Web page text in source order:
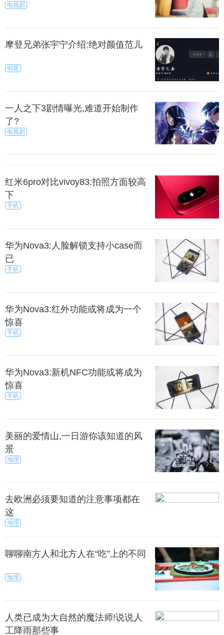
电视剧
摩登兄弟张宇宁介绍:绝对颜值范儿
明星
一人之下3剧情曝光,难道开始制作
了?
电视剧
红米6pro对比vivoy83:拍照方面较高
下
手机
华为Nova3:人脸解锁支持小case而
已
手机
华为Nova3:红外功能或将成为一个
惊喜
手机
华为Nova3:新机NFC功能或将成为
惊喜
手机
美丽的爱情山,一日游你该知道的风
景
地理
去欧洲必须要知道的注意事项都在
这
地理
聊聊南方人和北方人在“吃”上的不同
地理
人类已成为大自然的魔法师!说说人
工降雨那些事